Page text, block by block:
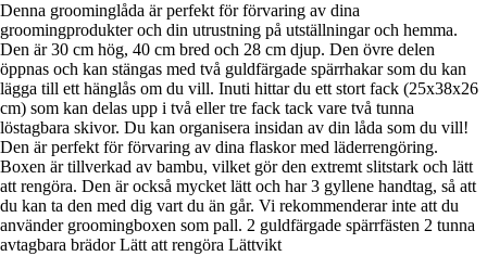
Denna groominglåda är perfekt för förvaring av dina
groomingprodukter och din utrustning på utställningar och hemma.
Den är 30 cm hög, 40 cm bred och 28 cm djup. Den övre delen
öppnas och kan stängas med två guldfärgade spärrhakar som du kan
lägga till ett hänglås om du vill. Inuti hittar du ett stort fack (25x38x26
cm) som kan delas upp i två eller tre fack tack vare två tunna
löstagbara skivor. Du kan organisera insidan av din låda som du vill!
Den är perfekt för förvaring av dina flaskor med läderrengöring.
Boxen är tillverkad av bambu, vilket gör den extremt slitstark och lätt
att rengöra. Den är också mycket lätt och har 3 gyllene handtag, så att
du kan ta den med dig vart du än går. Vi rekommenderar inte att du
använder groomingboxen som pall. 2 guldfärgade spärrfästen 2 tunna
avtagbara brädor Lätt att rengöra Lättvikt